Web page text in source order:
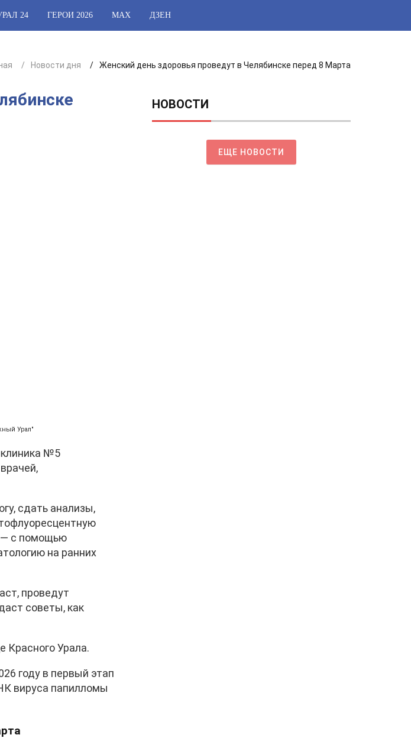
24 ГЕРОИ 2026 МАХ ДЗЕН
Новости дня Женский день здоровья проведут в Челябинске перед 8 Марта
Урал"
№5
сдать анализы,
— с помощью
на ранних
проведут
советы, как
Красного Урала.
году в первый этап
вируса папилломы
НОВОСТИ
ЕЩЕ НОВОСТИ